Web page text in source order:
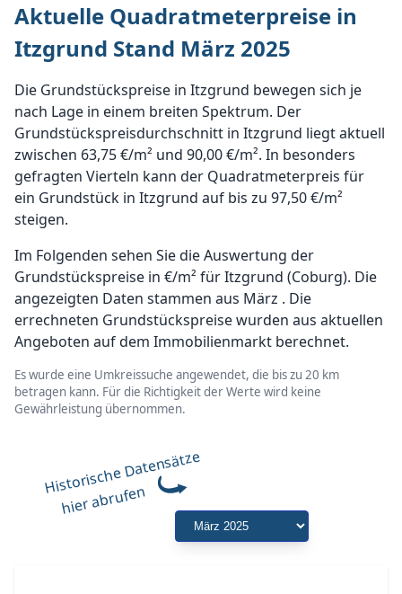
Aktuelle Quadratmeterpreise in
Itzgrund Stand März 2025
Die Grundstückspreise in Itzgrund bewegen sich je
nach Lage in einem breiten Spektrum. Der
Grundstückspreisdurchschnitt in Itzgrund liegt aktuell
zwischen 63,75 €/m² und 90,00 €/m². In besonders
gefragten Vierteln kann der Quadratmeterpreis für
ein Grundstück in Itzgrund auf bis zu 97,50 €/m²
steigen.
Im Folgenden sehen Sie die Auswertung der
Grundstückspreise in €/m² für Itzgrund (Coburg). Die
angezeigten Daten stammen aus März . Die
errechneten Grundstückspreise wurden aus aktuellen
Angeboten auf dem Immobilienmarkt berechnet.
Es wurde eine Umkreissuche angewendet, die bis zu 20 km
betragen kann. Für die Richtigkeit der Werte wird keine
Gewährleistung übernommen.
Historische Datensätze
hier abrufen